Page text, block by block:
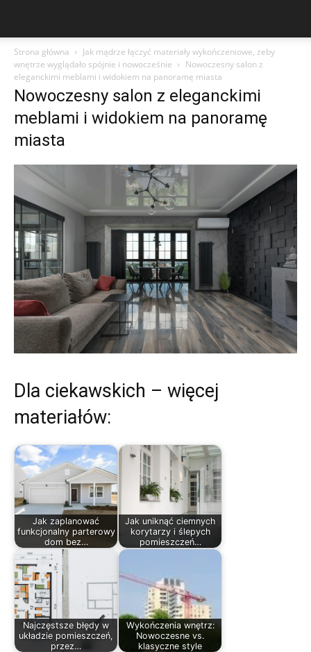
Strona główna
Jak mądrze łączyć materiały wykończeniowe, żeby
wnętrze wyglądało spójnie i nowocześnie
Nowoczesny salon z
eleganckimi meblami i widokiem na panoramę miasta
Nowoczesny salon z eleganckimi
meblami i widokiem na panoramę
miasta
Dla ciekawskich – więcej
materiałów:
Jak zaplanować
funkcjonalny parterowy
dom bez…
Jak uniknąć ciemnych
korytarzy i ślepych
pomieszczeń…
Najczęstsze błędy w
układzie pomieszczeń,
przez…
Wykończenia wnętrz:
Nowoczesne vs.
klasyczne style